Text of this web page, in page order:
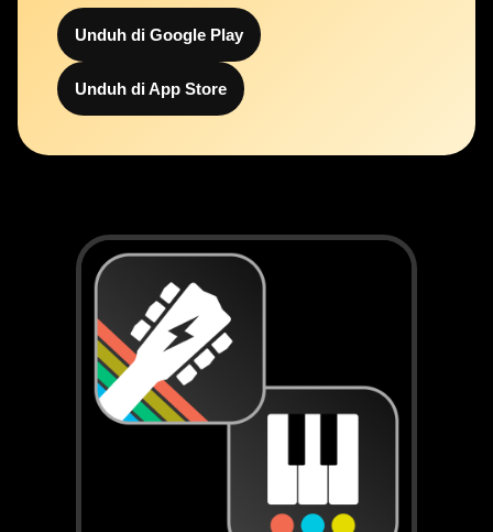
Unduh di Google Play
Unduh di App Store